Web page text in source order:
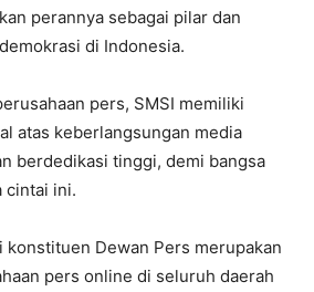
perannya sebagai pilar dan
di Indonesia.
pers, SMSI memiliki
atas keberlangsungan media
berdedikasi tinggi, demi bangsa
cintai ini.
konstituen Dewan Pers merupakan
pers online di seluruh daerah